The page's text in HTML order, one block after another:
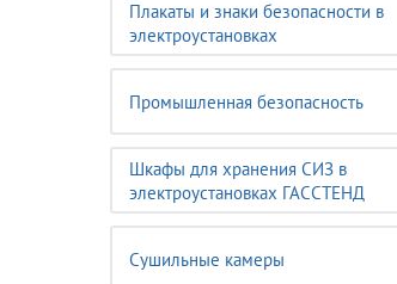
Плакаты и знаки безопасности в
электроустановках
Промышленная безопасность
Шкафы для хранения СИЗ в
электроустановках ГАССТЕНД
Сушильные камеры